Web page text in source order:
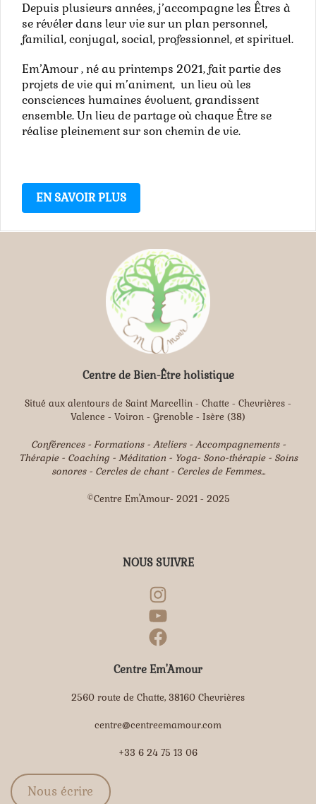
Depuis plusieurs années, j’accompagne les Êtres à
se révéler dans leur vie sur un plan personnel,
familial, conjugal, social, professionnel, et spirituel.
Em’Amour , né au printemps 2021, fait partie des
projets de vie qui m’animent, un lieu où les
consciences humaines évoluent, grandissent
ensemble. Un lieu de partage où chaque Être se
réalise pleinement sur son chemin de vie.
EN SAVOIR PLUS
Centre de Bien-Être holistique
Situé aux alentours de Saint Marcellin - Chatte - Chevrières -
Valence - Voiron - Grenoble - Isère (38)
Conférences - Formations - Ateliers - Accompagnements -
Thérapie - Coaching - Méditation - Yoga- Sono-thérapie - Soins
sonores - Cercles de chant - Cercles de Femmes...
©Centre Em'Amour- 2021 - 2025
NOUS SUIVRE
Centre Em'Amour
2560 route de Chatte, 38160 Chevrières
centre@centreemamour.com
+33 6 24 75 13 06
Nous écrire